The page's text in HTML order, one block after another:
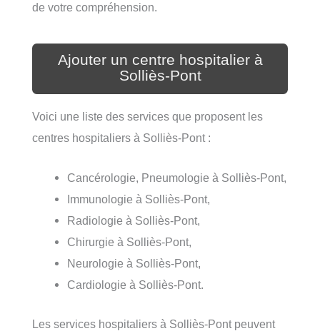
de votre compréhension.
Ajouter un centre hospitalier à
Solliès-Pont
Voici une liste des services que proposent les
centres hospitaliers à Solliès-Pont :
Cancérologie, Pneumologie à Solliès-Pont,
Immunologie à Solliès-Pont,
Radiologie à Solliès-Pont,
Chirurgie à Solliès-Pont,
Neurologie à Solliès-Pont,
Cardiologie à Solliès-Pont.
Les services hospitaliers à Solliès-Pont peuvent